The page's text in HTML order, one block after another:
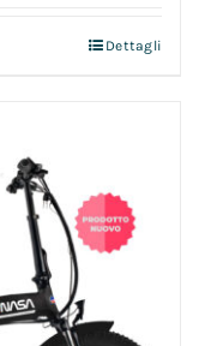
Dettagli